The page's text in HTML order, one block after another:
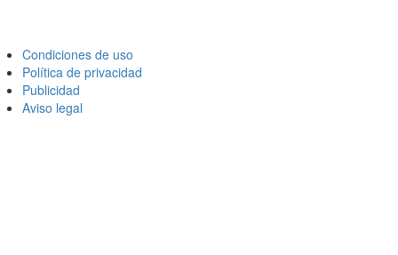
Condiciones de uso
Política de privacidad
Publicidad
Aviso legal